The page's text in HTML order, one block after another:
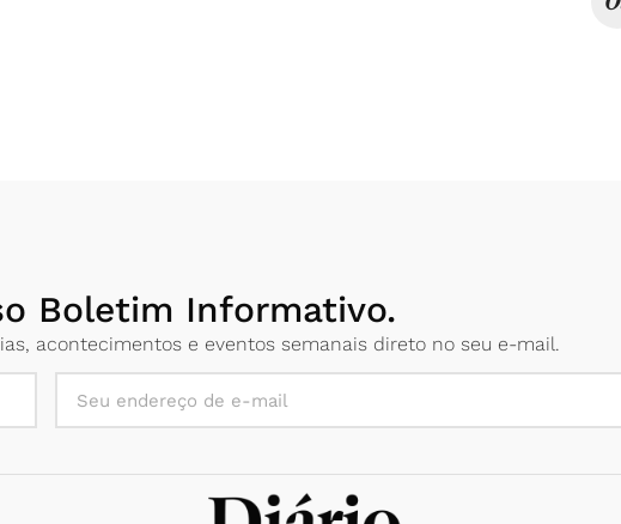
Boletim Informativo.
acontecimentos e eventos semanais direto no seu e-mail.